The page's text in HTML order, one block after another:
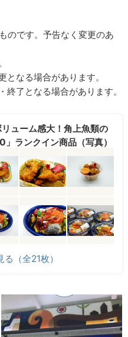
のです。予告なく変更のあ
なる場合があります。
了となる場合があります。
リューム感大！角上魚類の
」ランクイン商品（写真）
（全21枚）